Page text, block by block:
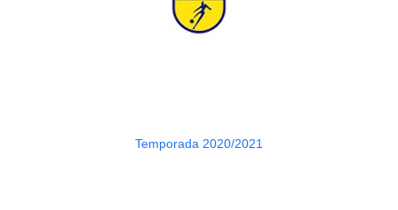
Temporada 2020/2021